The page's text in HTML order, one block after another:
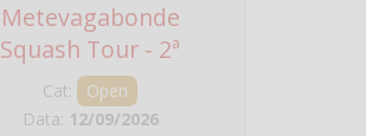
Metevagabonde
Squash Tour - 2ª
Tappa
Cat:
Open
Data: 12/09/2026